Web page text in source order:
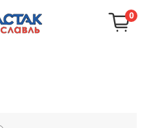
0